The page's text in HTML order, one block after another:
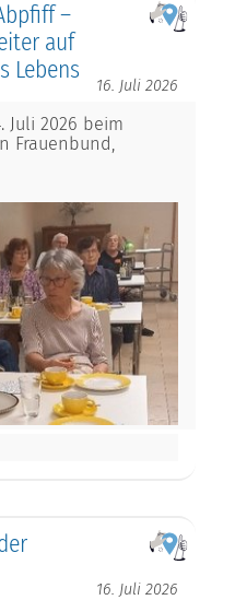
–
auf
Lebens
16. Juli 2026
Juli 2026 beim
Frauenbund,
16. Juli 2026